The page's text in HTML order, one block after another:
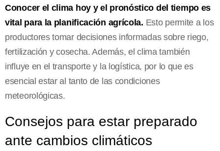
Conocer el clima hoy y el pronóstico del tiempo es
vital para la planificación agrícola. Esto permite a los
productores tomar decisiones informadas sobre riego,
fertilización y cosecha. Además, el clima también
influye en el transporte y la logística, por lo que es
esencial estar al tanto de las condiciones
meteorológicas.
Consejos para estar preparado
ante cambios climáticos